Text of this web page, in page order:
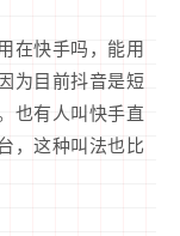
在快手吗，能用
为目前抖音是短
也有人叫快手直
，这种叫法也比